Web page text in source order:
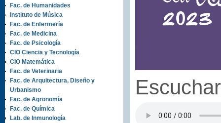
Fac. de Humanidades
Instituto de Música
Fac. de Enfermería
Fac. de Medicina
Fac. de Psicología
CIO Ciencia y Tecnología
CIO Matemática
Fac. de Veterinaria
Fac. de Arquitectura, Diseño y
Urbanismo
Fac. de Agronomía
Fac. de Química
Lab. de Inmunología